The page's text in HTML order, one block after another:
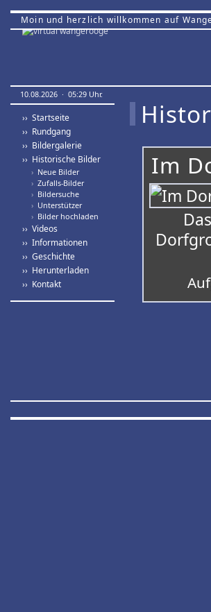
Moin und herzlich willkommen auf
10.08.2026 · 05:29 Uhr.
›› Startseite
›› Rundgang
›› Bildergalerie
›› Historische Bilder
› Neue Bilder
› Zufalls-Bilder
› Bildersuche
› Unterstützer
› Bilder hochladen
›› Videos
›› Informationen
›› Geschichte
›› Herunterladen
›› Kontakt
Im